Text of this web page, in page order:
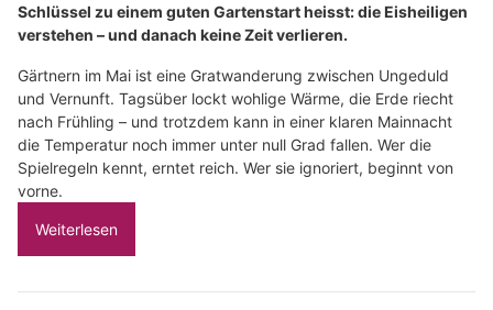
Schlüssel zu einem guten Gartenstart heisst: die Eisheiligen
verstehen – und danach keine Zeit verlieren.
Gärtnern im Mai ist eine Gratwanderung zwischen Ungeduld
und Vernunft. Tagsüber lockt wohlige Wärme, die Erde riecht
nach Frühling – und trotzdem kann in einer klaren Mainnacht
die Temperatur noch immer unter null Grad fallen. Wer die
Spielregeln kennt, erntet reich. Wer sie ignoriert, beginnt von
vorne.
Weiterlesen